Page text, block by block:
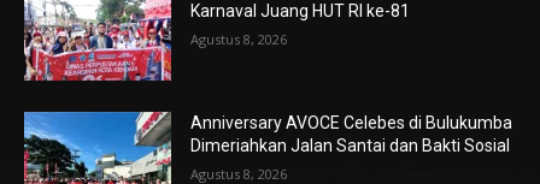
Karnaval Juang HUT RI ke-81
Agustus 8, 2026
Anniversary AVOCE Celebes di Bulukumba
Dimeriahkan Jalan Santai dan Bakti Sosial
Agustus 8, 2026